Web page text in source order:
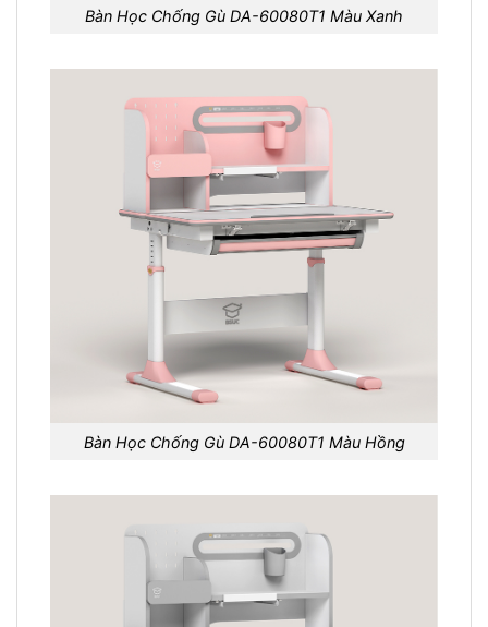
Bàn Học Chống Gù DA-60080T1 Màu Xanh
Bàn Học Chống Gù DA-60080T1 Màu Hồng